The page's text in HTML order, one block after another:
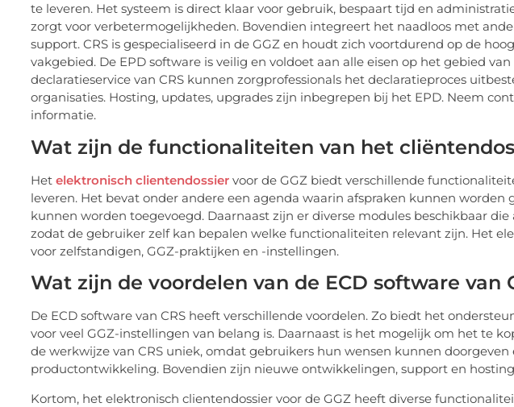
te leveren. Het systeem is direct klaar voor gebruik, bespaart tijd en
zorgt voor verbetermogelijkheden. Bovendien integreert het naadloos met
support. CRS is gespecialiseerd in de GGZ en houdt zich voortdurend op de
vakgebied. De EPD software is veilig en voldoet aan alle eisen op het gebied
declaratieservice van CRS kunnen zorgprofessionals het declaratieproces
organisaties. Hosting, updates, upgrades zijn inbegrepen bij het EPD. Neem
informatie.
Wat zijn de functionaliteiten van het
Het elektronisch clientendossier voor de GGZ biedt verschillende
leveren. Het bevat onder andere een agenda waarin afspraken kunnen worden
kunnen worden toegevoegd. Daarnaast zijn er diverse modules beschikbaar
zodat de gebruiker zelf kan bepalen welke functionaliteiten relevant zijn. Het
voor zelfstandigen, GGZ-praktijken en -instellingen.
Wat zijn de voordelen van de ECD software van
De ECD software van CRS heeft verschillende voordelen. Zo biedt het
voor veel GGZ-instellingen van belang is. Daarnaast is het mogelijk om het te
de werkwijze van CRS uniek, omdat gebruikers hun wensen kunnen
productontwikkeling. Bovendien zijn nieuwe ontwikkelingen, support en
Kortom, het elektronisch clientendossier voor de GGZ heeft diverse